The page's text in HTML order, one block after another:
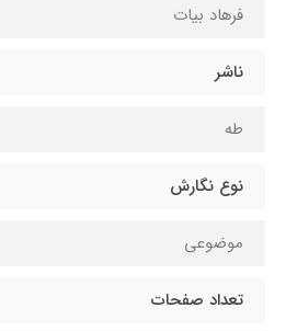
فرهاد بیات
ناشر
طه
نوع نگارش
موضوعی
تعداد صفحات